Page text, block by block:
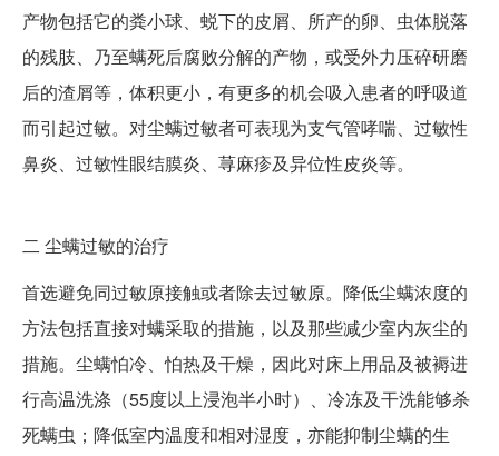
产物包括它的粪小球、蜕下的皮屑、所产的卵、虫体脱落
的残肢、乃至螨死后腐败分解的产物，或受外力压碎研磨
后的渣屑等，体积更小，有更多的机会吸入患者的呼吸道
而引起过敏。对尘螨过敏者可表现为支气管哮喘、过敏性
鼻炎、过敏性眼结膜炎、荨麻疹及异位性皮炎等。
二 尘螨过敏的治疗
首选避免同过敏原接触或者除去过敏原。降低尘螨浓度的
方法包括直接对螨采取的措施，以及那些减少室内灰尘的
措施。尘螨怕冷、怕热及干燥，因此对床上用品及被褥进
行高温洗涤（55度以上浸泡半小时）、冷冻及干洗能够杀
死螨虫；降低室内温度和相对湿度，亦能抑制尘螨的生